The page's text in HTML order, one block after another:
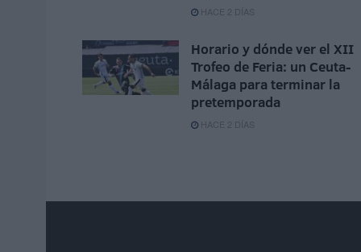
HACE 2 DÍAS
Horario y dónde ver el XII
Trofeo de Feria: un Ceuta-
Málaga para terminar la
pretemporada
HACE 2 DÍAS